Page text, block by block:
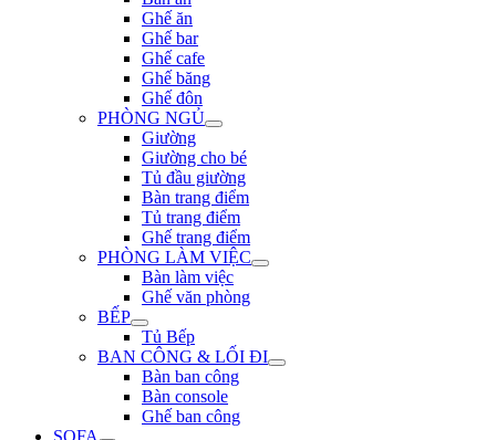
Ghế ăn
Ghế bar
Ghế cafe
Ghế băng
Ghế đôn
PHÒNG NGỦ
Giường
Giường cho bé
Tủ đầu giường
Bàn trang điểm
Tủ trang điểm
Ghế trang điểm
PHÒNG LÀM VIỆC
Bàn làm việc
Ghế văn phòng
BẾP
Tủ Bếp
BAN CÔNG & LỐI ĐI
Bàn ban công
Bàn console
Ghế ban công
SOFA